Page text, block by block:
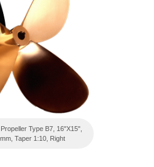
Type B7, 16"X15",
Taper 1:10, Right